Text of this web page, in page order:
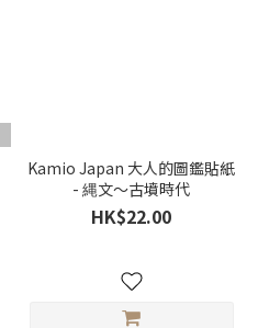
Kamio Japan 大人的圖鑑貼紙
- 縄文〜古墳時代
HK$22.00